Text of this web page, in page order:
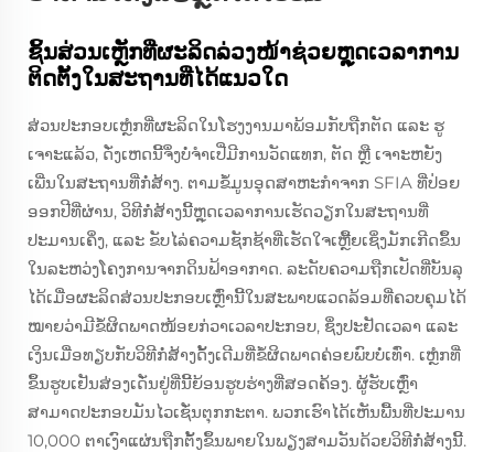
ຊິ້ນສ່ວນເຫຼັກທີ່ຜະລິດລ່ວງໜ້າຊ່ວຍຫຼຸດເວລາການ
ຕິດຕັ້ງໃນສະຖານທີ່ໄດ້ແນວໃດ
ສ່ວນປະກອບເຫຼໍກທີ່ຜະລິດໃນໂຮງງານມາພ້ອມກັບຖືກຕັດ ແລະ ຮູ
ເຈາະແລ້ວ, ດັ່ງເຫດນີ້ຈຶ່ງບໍ່ຈຳເປີ່ມີການວັດແທກ, ຕັດ ຫຼື ເຈາະຫຍັງ
ເພີ່ນໃນສະຖານທີ່ກໍ່ສ້າງ. ຕາມຂໍ້ມູນອຸດສາຫະກຳຈາກ SFIA ທີ່ປ່ອຍ
ອອກປີທີ່ຜ່ານ, ວິທີກໍ່ສ້າງນີ້ຫຼຸດເວລາການເຮັດວຽກໃນສະຖານທີ່
ປະມານເຄິ່ງ, ແລະ ຂັບໄລ່ຄວາມຊັກຊ້າທີ່ເຮັດໃຈເຫຼື້ຍເຊິ່ງມັກເກີດຂຶ້ນ
ໃນລະຫວ່ງໂຄງການຈາກດິນຟ້າອາກາດ. ລະດັບຄວາມຖືກເປັດທີ່ບັນລຸ
ໄດ້ເມື່ອຜະລິດສ່ວນປະກອບເຫຼົ່ານີ້ໃນສະພາບແວດລ້ອມທີ່ຄວບຄຸມໄດ້
ໝາຍວ່າມີຂໍ້ຜິດພາດໜ້ອຍກ່ວາເວລາປະກອບ, ຊຶ່ງປະຢັດເວລາ ແລະ
ເງິນເມື່ອທຽບກັບວິທີກໍ່ສ້າງດັ້ງເດີມທີ່ຂໍ້ຜິດພາດຄ່ອຍພົບບໍ່ເທົ່າ. ເຫຼໍກທີ່
ຂຶ້ນຮູບເຢັນສ່ອງເດັ່ນຢູ່ທີ່ນີ້ຍ້ອນຮູບຮ່າງທີ່ສອດຄ້ອງ. ຜູ້ຮັບເຫຼົ່າ
ສາມາດປະກອບມັນໄວເຊັ່ນຕຸກກະຕາ. ພວກເຮົາໄດ້ເຫັນພື້ນທີ່ປະມານ
10,000 ຕາເງົາແຜ່ນຖືກຕັ້ງຂຶ້ນພາຍໃນພຽງສາມວັນດ້ວຍວິທີກໍ່ສ້າງນີ້.